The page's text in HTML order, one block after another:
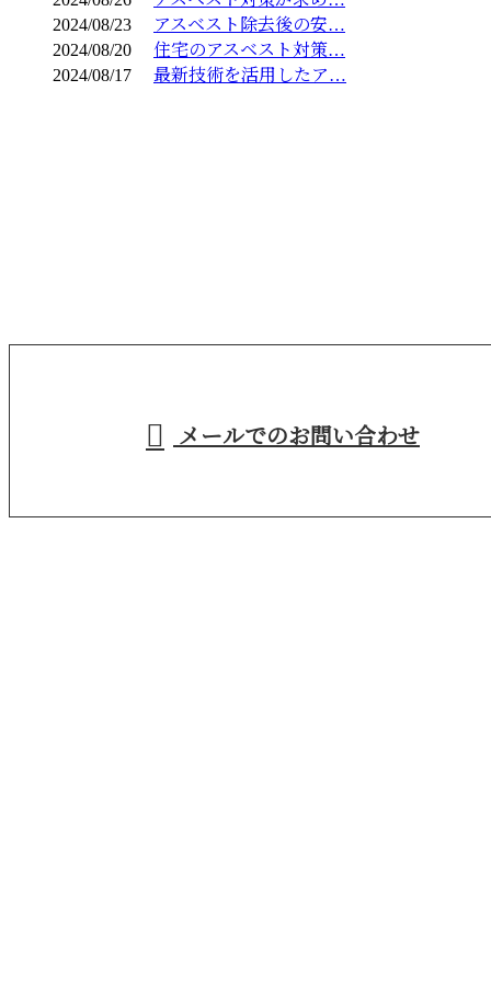
2024/08/23
アスベスト除去後の安…
2024/08/20
住宅のアスベスト対策…
2024/08/17
最新技術を活用したア…
メールでのお問い合わせ